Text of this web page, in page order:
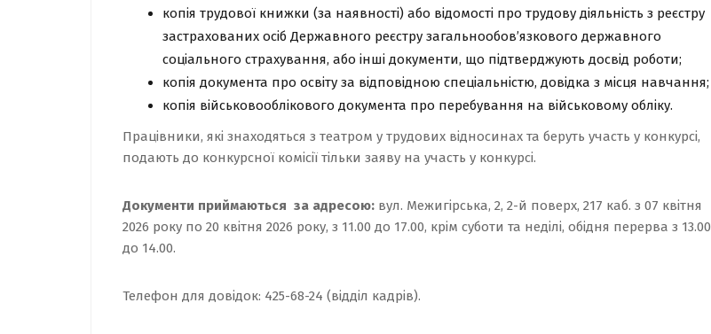
копія трудової книжки (за наявності) або відомості про трудову діяльність з реєстру
застрахованих осіб Державного реєстру загальнообов’язкового державного
соціального страхування, або інші документи, що підтверджують досвід роботи;
копія документа про освіту за відповідною спеціальністю, довідка з місця навчання;
копія військовооблікового документа про перебування на військовому обліку.
Працівники, які знаходяться з театром у трудових відносинах та беруть участь у конкурсі,
подають до конкурсної комісії тільки заяву на участь у конкурсі.
Документи приймаються за адресою: вул. Межигірська, 2, 2-й поверх, 217 каб. з 07 квітня
2026 року по 20 квітня 2026 року, з 11.00 до 17.00, крім суботи та неділі, обідня перерва з 13.00
до 14.00.
Телефон для довідок: 425-68-24 (відділ кадрів).